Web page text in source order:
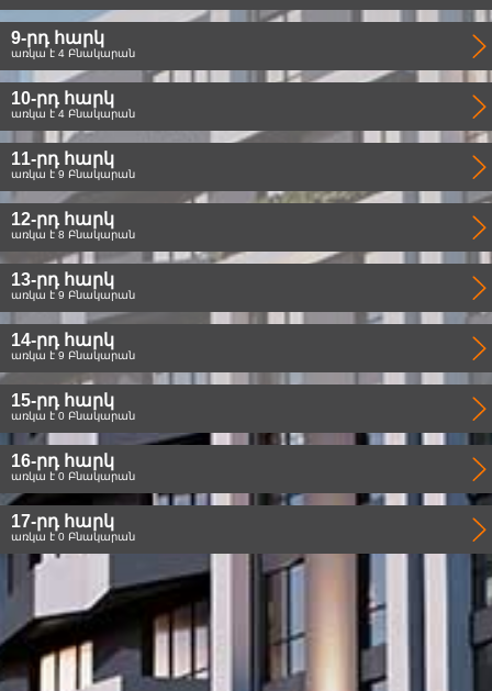
9-րդ հարկ
առկա է 4 Բնակարան
10-րդ հարկ
առկա է 4 Բնակարան
11-րդ հարկ
առկա է 9 Բնակարան
12-րդ հարկ
առկա է 8 Բնակարան
13-րդ հարկ
առկա է 9 Բնակարան
14-րդ հարկ
առկա է 9 Բնակարան
15-րդ հարկ
առկա է 0 Բնակարան
16-րդ հարկ
առկա է 0 Բնակարան
17-րդ հարկ
առկա է 0 Բնակարան